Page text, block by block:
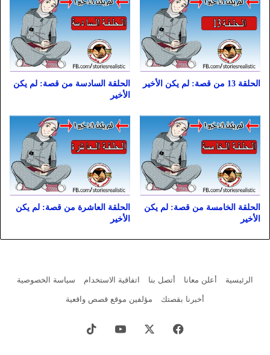
الحلقة 13 من قصة: لم يكن الأخير
الحلقة السادسة من قصة: لم يكن
الأخير
الحلقة الخامسة من قصة: لم يكن
الأخير
الحلقة العاشرة من قصة: لم يكن
الأخير
الرئيسية أعلن معانا أتصل بنا اتفاقية الاستخدام
سياسة الخصوصية
أخبرنا بقصتك
مؤلفين موقع قصص واقعية
فيسبوك يوتيوب